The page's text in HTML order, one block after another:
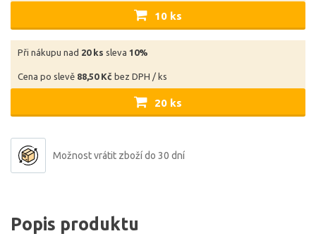
10 ks
Při nákupu nad 20 ks sleva 10%
Cena po slevě 88,50 Kč bez DPH / ks
20 ks
Možnost vrátit zboží do 30 dní
Popis produktu